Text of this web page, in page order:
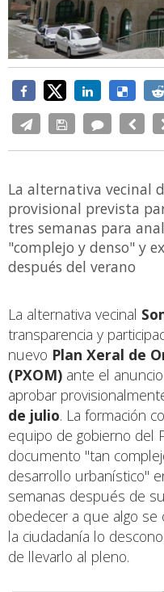
La alternativa vecinal
provisional prevista
tres semanas para
"complejo y denso" y
después del verano
La alternativa vecinal
transparencia y
nuevo Plan Xeral de
(PXOM) ante el
aprobar
de julio. La formación
equipo de gobierno del
documento "tan
desarrollo urbanístico"
semanas después de
obedecer a que algo
la ciudadanía lo
de llevarlo al pleno.